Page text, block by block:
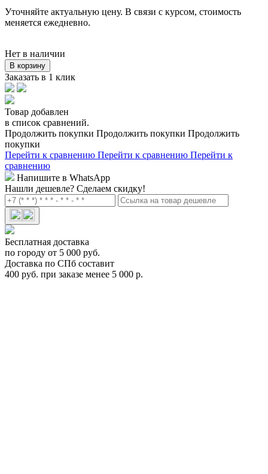
Уточняйте актуальную цену. В связи с курсом, стоимость
меняется ежедневно.
Нет в наличии
В корзину
Заказать в 1 клик
Товар добавлен
в список сравнений.
Продолжить покупки Продолжить покупки Продолжить
покупки
Перейти к сравнению Перейти к сравнению Перейти к
сравнению
Напишите в WhatsApp
Нашли дешевле? Сделаем скидку!
Бесплатная доставка
по городу от 5 000 руб.
Доставка по СПб составит
400 руб. при заказе менее 5 000 р.